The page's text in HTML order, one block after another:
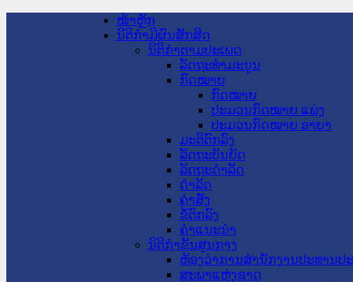
ໜ້າຫຼັກ
ນິຕິກໍາມີຜົນສັກສິດ
ນິຕິກໍາຕາມປະເພດ
ລັດຖະທໍາມະນູນ
ກົດໝາຍ
ກົດໝາຍ
ປະມວນກົດໝາຍ ແພ່ງ
ປະມວນກົດໝາຍ ອາຍາ
ມະຕິຕົກລົງ
ລັດຖະບັນຍັດ
ລັດຖະດໍາລັດ
ດໍາລັດ
ຄໍາສັ່ງ
ຂໍ້ຕົກລົງ
ຄໍາແນະນໍາ
ນິຕິກໍາຂັ້ນສູນກາງ
ຫ້ອງວ່າການສໍານັກງານປະທານປ
ສະພາແຫ່ງຊາດ